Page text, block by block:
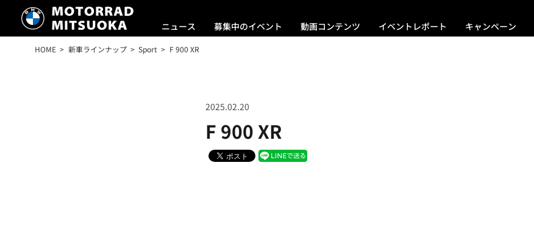
ニュース 募集中のイベント 動画コンテンツ イベントレポート キャンペーン
HOME 新車ラインナップ Sport F 900 XR
F 900 XR
2025.02.20